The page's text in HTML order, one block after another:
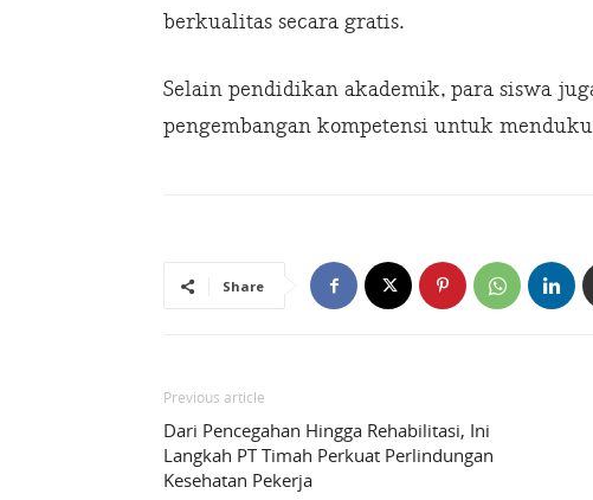
berkualitas secara gratis.
Selain pendidikan akademik, para siswa
pengembangan kompetensi untuk
Share
Previous article
Dari Pencegahan Hingga Rehabilitasi, Ini
Langkah PT Timah Perkuat Perlindungan
Kesehatan Pekerja